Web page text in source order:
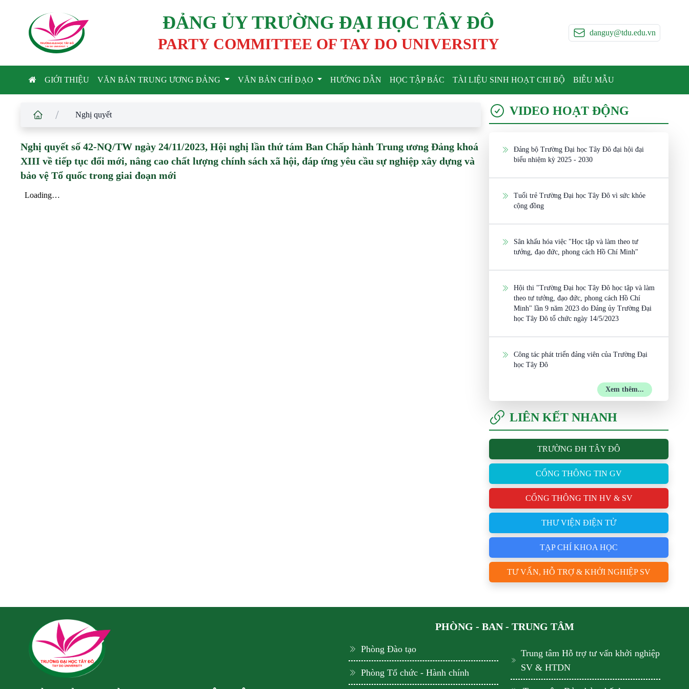
TRƯỜNG ĐẠI HỌC TÂY ĐÔ
TAY DO UNIVERSIT Y
ĐẢNG ỦY TRƯỜNG ĐẠI HỌC TÂY ĐÔ
PARTY COMMITTEE OF TAY DO UNIVERSITY
danguy@tdu.edu.vn
GIỚI THIỆU VĂN BẢN TRUNG ƯƠNG ĐẢNG VĂN BẢN CHỈ ĐẠO HƯỚNG DẪN HỌC TẬP BÁC TÀI LIỆU SINH HOẠT CHI BỘ BIỄU MẪU
/ Nghị quyết
Nghị quyết số 42-NQ/TW ngày 24/11/2023, Hội nghị lần thứ tám Ban Chấp hành Trung ương Đảng khoá
XIII về tiếp tục đổi mới, nâng cao chất lượng chính sách xã hội, đáp ứng yêu cầu sự nghiệp xây dựng và
bảo vệ Tổ quốc trong giai đoạn mới
VIDEO HOẠT ĐỘNG
Đảng bộ Trường Đại học Tây Đô đại hội đại
biểu nhiệm kỳ 2025 - 2030
Tuổi trẻ Trường Đại học Tây Đô vì sức khỏe
cộng đồng
Sân khấu hóa việc "Học tập và làm theo tư
tưởng, đạo đức, phong cách Hồ Chí Minh"
Hội thi "Trường Đại học Tây Đô học tập và làm
theo tư tưởng, đạo đức, phong cách Hồ Chí
Minh" lần 9 năm 2023 do Đảng ủy Trường Đại
học Tây Đô tổ chức ngày 14/5/2023
Công tác phát triển đảng viên của Trường Đại
học Tây Đô
Xem thêm...
LIÊN KẾT NHANH
TRƯỜNG ĐH TÂY ĐÔ
CỔNG THÔNG TIN GV
CỔNG THÔNG TIN HV & SV
THƯ VIỆN ĐIỆN TỬ
TẠP CHÍ KHOA HỌC
TƯ VẤN, HỖ TRỢ & KHỞI NGHIỆP SV
PHÒNG - BAN - TRUNG TÂM
Phòng Đào tạo
Phòng Tổ chức - Hành chính
Trung tâm Hỗ trợ tư vấn khởi nghiệp
SV & HTDN